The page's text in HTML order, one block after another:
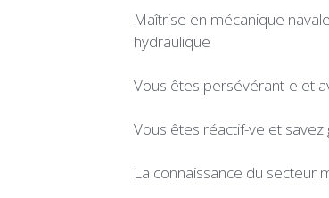
Maîtrise en mécanique
hydraulique
Vous êtes persévérant-e et
Vous êtes réactif-ve et savez
La connaissance du secteur